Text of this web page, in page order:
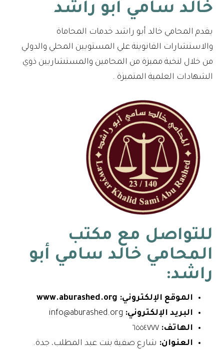
خالد سامي أبو راشد
يقدم المحامي خالد أبو راشد خدمات المحاماة
والاستشارات القانوينة علي المستويين المحلي والدولي
من خلال لنخبة مميزة من المحامين والمستشاريين ذوي
الشهادات العلمية المتميزة .
للتواصل مع مكتب
المحامي خالد سامي أبو
راشد:
الموقع الإلكتروني: www.aburashed.org
البريد الإلكتروني:
الهاتف: ٦٥٥٤٧٧٧
العنوان: شارع صفية بنت عبد المطلب، جدة.